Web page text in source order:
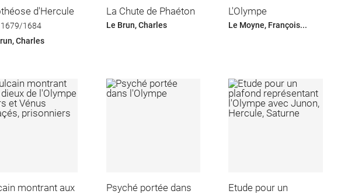
d'Hercule
1679/1684
Charles
La Chute de Phaéton
Le Brun, Charles
L'Olympe
Le Moyne, François...
montrant aux
Psyché portée dans
Etude pour un